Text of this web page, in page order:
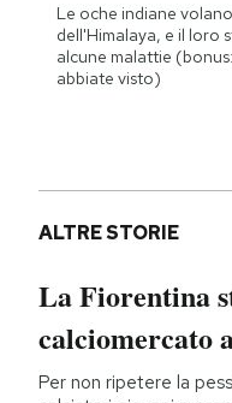
Le oche indiane
dell'Himalaya, e il loro
alcune malattie
abbiate visto)
ALTRE STORIE
La Fiorentina
calciomercato
Per non ripetere la